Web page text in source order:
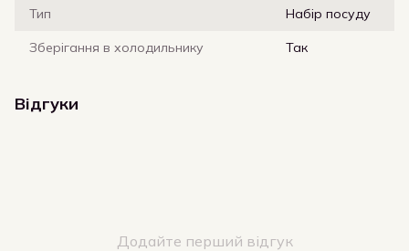
Тип Набір посуду
Зберігання в холодильнику Так
Відгуки
Додайте перший відгук